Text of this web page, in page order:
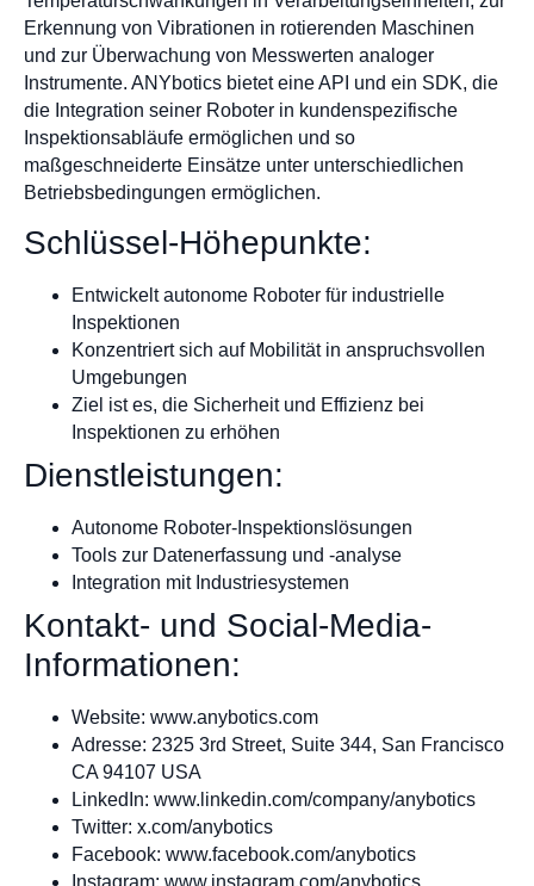
Erkennung von Vibrationen in rotierenden Maschinen
und zur Überwachung von Messwerten analoger
Instrumente. ANYbotics bietet eine API und ein SDK, die
die Integration seiner Roboter in kundenspezifische
Inspektionsabläufe ermöglichen und so
maßgeschneiderte Einsätze unter unterschiedlichen
Betriebsbedingungen ermöglichen.
Schlüssel-Höhepunkte:
Entwickelt autonome Roboter für industrielle
Inspektionen
Konzentriert sich auf Mobilität in anspruchsvollen
Umgebungen
Ziel ist es, die Sicherheit und Effizienz bei
Inspektionen zu erhöhen
Dienstleistungen:
Autonome Roboter-Inspektionslösungen
Tools zur Datenerfassung und -analyse
Integration mit Industriesystemen
Kontakt- und Social-Media-
Informationen:
Website: www.anybotics.com
Adresse: 2325 3rd Street, Suite 344, San Francisco
CA 94107 USA
LinkedIn: www.linkedin.com/company/anybotics
Twitter: x.com/anybotics
Facebook: www.facebook.com/anybotics